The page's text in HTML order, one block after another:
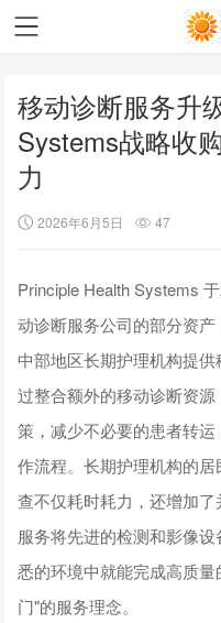
移动诊断服务升
Systems战略收
力
2026年6月5日 47
Principle Health Systems
动诊断服务公司的部分资
中部地区长期护理机构提
过整合额外的移动诊断资
策，减少不必要的患者转
作流程。长期护理机构的
查不仅耗时耗力，还增加
服务将先进的检测和影像
悉的环境中就能完成高质
门"的服务理念。